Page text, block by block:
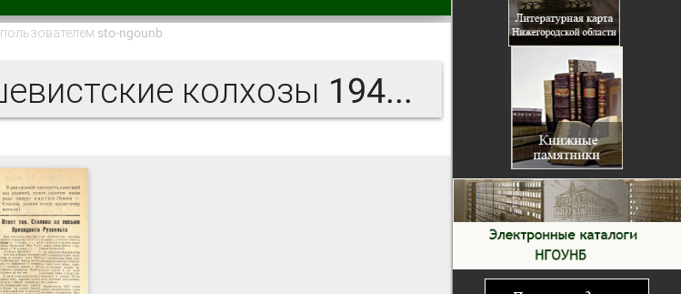
sto-ngounb
За большевистские колхозы 1941 г.